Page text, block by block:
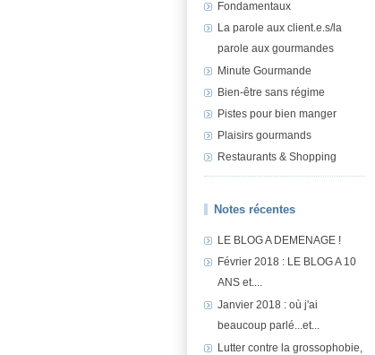
Fondamentaux
La parole aux client.e.s/la
parole aux gourmandes
Minute Gourmande
Bien-être sans régime
Pistes pour bien manger
Plaisirs gourmands
Restaurants & Shopping
Notes récentes
LE BLOG A DEMENAGE !
Février 2018 : LE BLOG A 10
ANS et....
Janvier 2018 : où j'ai
beaucoup parlé...et...
Lutter contre la grossophobie,